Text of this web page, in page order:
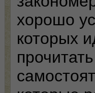
хорошо
которых